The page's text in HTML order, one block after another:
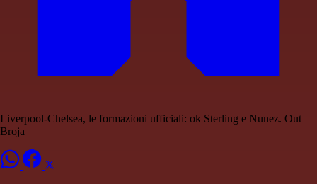
Liverpool-Chelsea, le formazioni ufficiali: ok Sterling e Nunez. Out
Broja